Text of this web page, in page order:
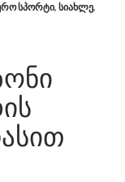
ᲡᲞᲝᲠᲢᲘ, ᲡᲘᲐᲮᲚᲔ,